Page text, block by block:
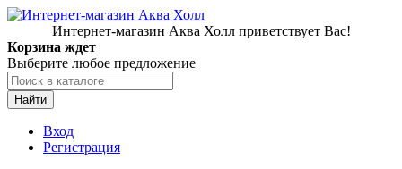
Интернет-магазин Аква Холл приветствует Вас!
Корзина ждет
Выберите любое предложение
Найти
Вход
Регистрация